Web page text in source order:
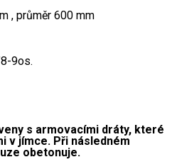
, průměr 600 mm
9os.
s armovacími dráty, které
v jímce. Při následném
obetonuje.